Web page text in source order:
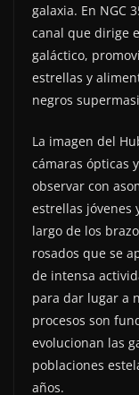
galaxia. En NGC
canal que dirige
galáctico,
estrellas y
negros
La imagen del
cámaras ópticas
observar con
estrellas jóvenes
largo de los
rosados que se
de intensa
para dar lugar a
procesos son
evolucionan las
poblaciones
años.